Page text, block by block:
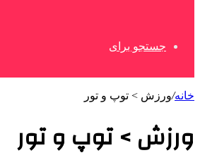
جستجو برای
خانه/ورزش > توپ و تور
ورزش > توپ و تور